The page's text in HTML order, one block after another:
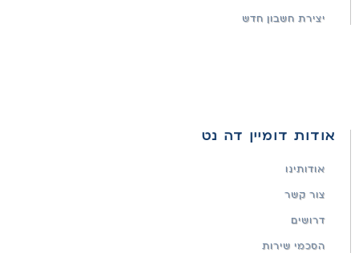
יצירת חשבון חדש
אודות דומיין דה נט
אודותינו
צור קשר
דרושים
הסכמי שירות